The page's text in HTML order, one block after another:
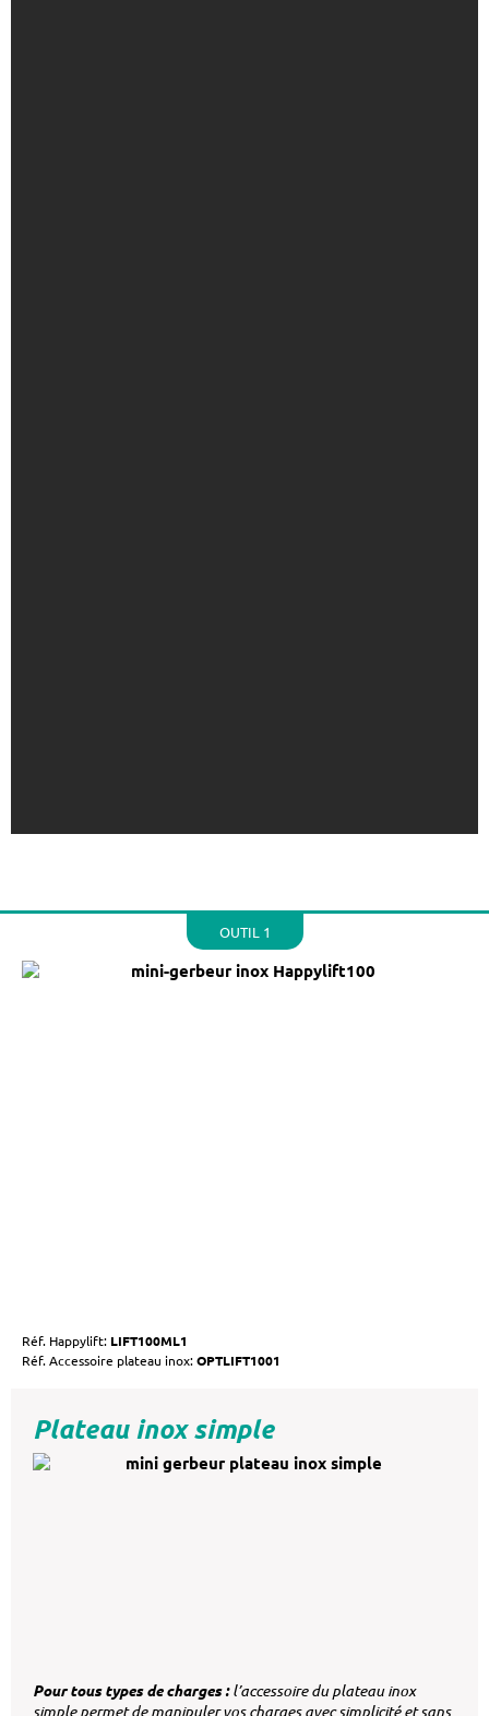
OUTIL 1
Réf. Happylift: LIFT100ML1
Réf. Accessoire plateau inox:OPTLIFT1001
Plateau inox simple
Pour tous types de charges :l’accessoire du plateau inox
simple permet de manipuler vos charges avec simplicité et sans